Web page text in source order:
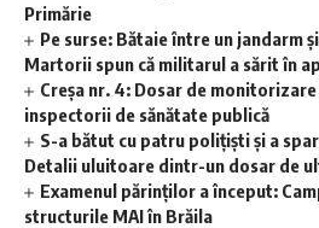
Primărie
Pe surse: Bătaie între un jandarm
Martorii spun că militarul a sărit în
Creșa nr. 4: Dosar de
inspectorii de sănătate publică
S-a bătut cu patru polițiști și a
Detalii uluitoare dintr-un dosar de
Examenul părinților a început:
structurile MAI în Brăila